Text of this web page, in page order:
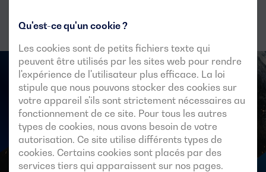
Qu'est-ce qu'un cookie ?
Les cookies sont de petits fichiers texte qui
peuvent être utilisés par les sites web pour rendre
l'expérience de l'utilisateur plus efficace. La loi
stipule que nous pouvons stocker des cookies sur
votre appareil s'ils sont strictement nécessaires au
fonctionnement de ce site. Pour tous les autres
types de cookies, nous avons besoin de votre
autorisation. Ce site utilise différents types de
cookies. Certains cookies sont placés par des
services tiers qui apparaissent sur nos pages.
Faites-nous part de votre
projet, nous nous ferons un
plaisir de vous aider